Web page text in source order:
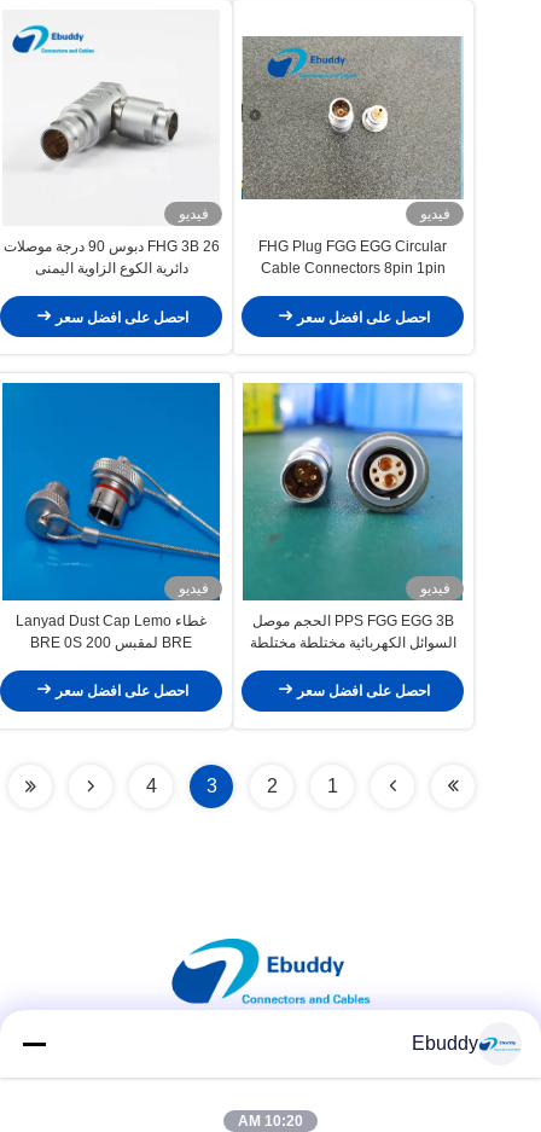
فيديو
FHG Plug FGG EGG Circular
Cable Connectors 8pin 1pin
احصل على افضل سعر
فيديو
FHG 3B 26 دبوس 90 درجة موصلات
دائرية الكوع الزاوية اليمنى
احصل على افضل سعر
فيديو
PPS FGG EGG 3B الحجم موصل
السوائل الكهربائية مختلطة مختلطة
احصل على افضل سعر
فيديو
غطاء Lanyad Dust Cap Lemo
BRE لمقبس BRE 0S 200
احصل على افضل سعر
1
2
3
4
Ebuddy
10:20 AM